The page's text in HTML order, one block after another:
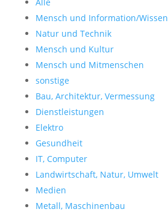
Mensch und Information/Wissen
Natur und Technik
Mensch und Kultur
Mensch und Mitmenschen
sonstige
Bau, Architektur, Vermessung
Dienstleistungen
Elektro
Gesundheit
IT, Computer
Landwirtschaft, Natur, Umwelt
Medien
Metall, Maschinenbau